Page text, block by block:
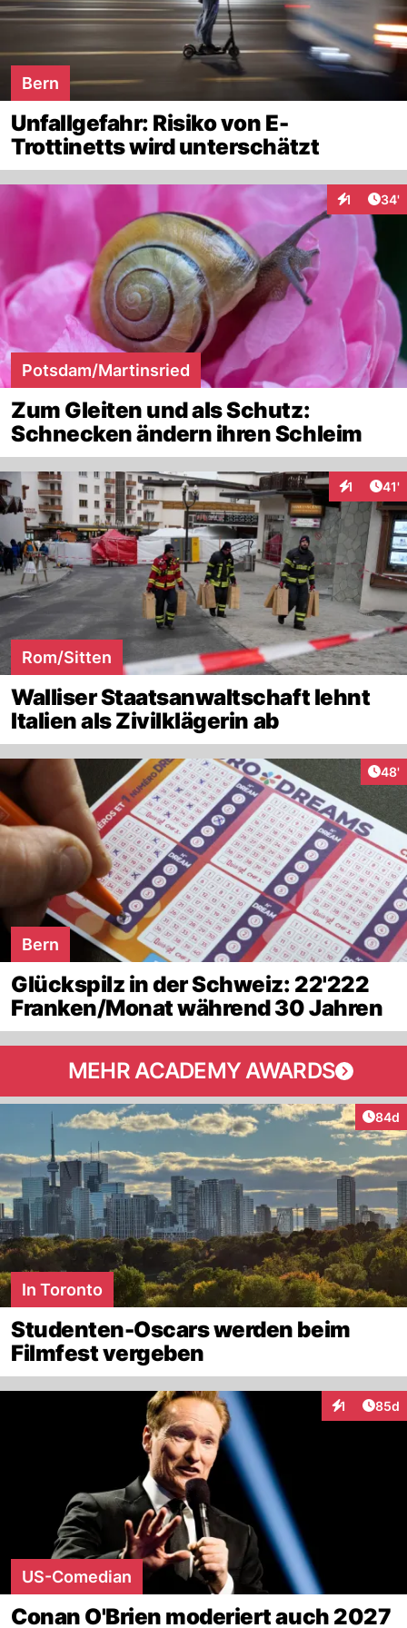
Bern
Unfallgefahr: Risiko von E-
Trottinetts wird unterschätzt
1 34'
Potsdam/Martinsried
Zum Gleiten und als Schutz:
Schnecken ändern ihren Schleim
1 41'
Rom/Sitten
Walliser Staatsanwaltschaft lehnt
Italien als Zivilklägerin ab
48'
Bern
Glückspilz in der Schweiz: 22'222
Franken/Monat während 30 Jahren
MEHR ACADEMY AWARDS
84d
In Toronto
Studenten-Oscars werden beim
Filmfest vergeben
1
Interaktionen
85d
US-Comedian
Conan O'Brien moderiert auch 2027